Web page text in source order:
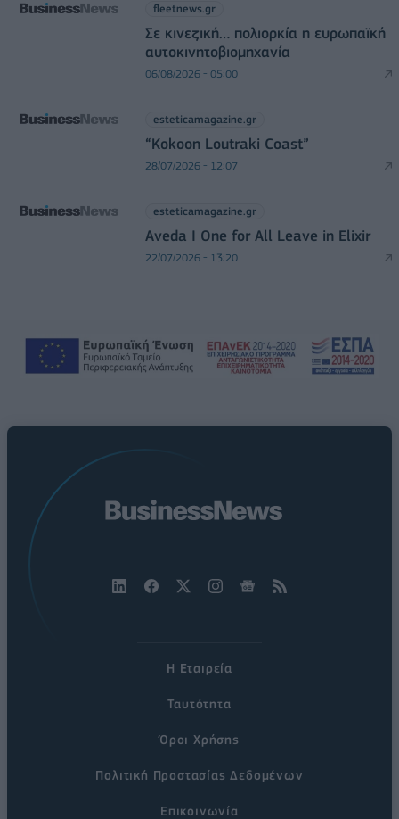
fleetnews.gr
Σε κινεζική… πολιορκία η ευρωπαϊκή
αυτοκινητοβιομηχανία
06/08/2026 - 05:00
esteticamagazine.gr
“Kokoon Loutraki Coast”
28/07/2026 - 12:07
esteticamagazine.gr
Aveda I One for All Leave in Elixir
22/07/2026 - 13:20
Η Εταιρεία
Ταυτότητα
Όροι Χρήσης
Πολιτική Προστασίας Δεδομένων
Επικοινωνία